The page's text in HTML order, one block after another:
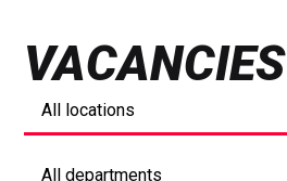
VACANCIES